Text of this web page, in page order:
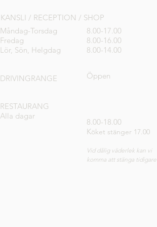
KANSLI / RECEPTION / SHOP
Måndag-Torsdag
Fredag
Lör, Sön, Helgdag
DRIVINGRANGE
RESTAURANG
Alla dagar
8.00-17.00
8.00-16.00
8.00-14.00
Öppen
8.00-18.00
Köket stänger 17.00
Vid dålig väderlek kan vi
komma att stänga tidigare